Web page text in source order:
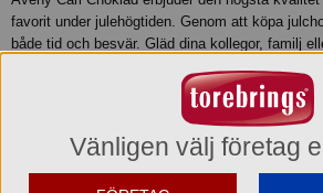
favorit under julehögtiden. Genom att köpa
både tid och besvär. Gläd dina kollegor, familj
Carl Julchoklad hos oss på Torebrings!
Produktinformation
Vänligen välj företag